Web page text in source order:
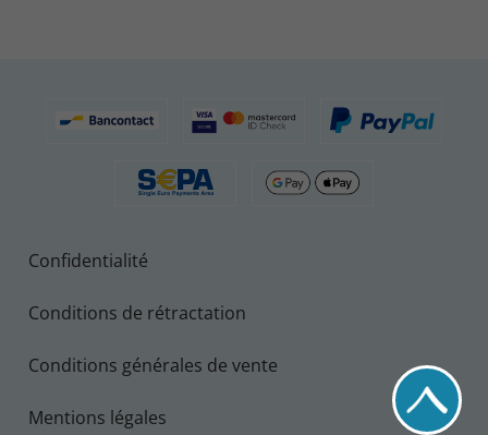
Confidentialité
Conditions de rétractation
Conditions générales de vente
Mentions légales